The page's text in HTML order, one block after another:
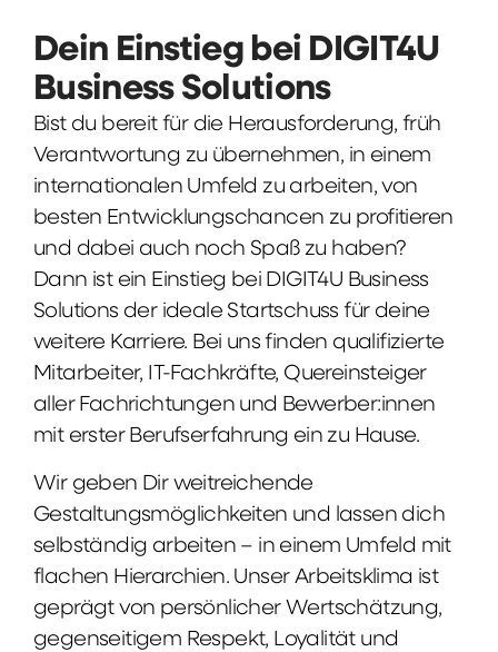
Dein Einstieg bei DIGIT4U
Business Solutions
Bist du bereit für die Herausforderung, früh
Verantwortung zu übernehmen, in einem
internationalen Umfeld zu arbeiten, von
besten Entwicklungschancen zu profitieren
und dabei auch noch Spaß zu haben?
Dann ist ein Einstieg bei DIGIT4U Business
Solutions der ideale Startschuss für deine
weitere Karriere. Bei uns finden qualifizierte
Mitarbeiter, IT-Fachkräfte, Quereinsteiger
aller Fachrichtungen und Bewerber:innen
mit erster Berufserfahrung ein zu Hause.
Wir geben Dir weitreichende
Gestaltungsmöglichkeiten und lassen dich
selbständig arbeiten – in einem Umfeld mit
flachen Hierarchien. Unser Arbeitsklima ist
geprägt von persönlicher Wertschätzung,
gegenseitigem Respekt, Loyalität und